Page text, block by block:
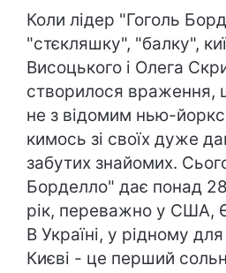
Коли лідер "Гоголь
"стєкляшку", "балку",
Висоцького і Олега
створилося враження,
не з відомим нью-
кимось зі своїх дуже
забутих знайомих.
Борделло" дає понад
рік, переважно у США,
В Україні, у рідному
Києві - це перший